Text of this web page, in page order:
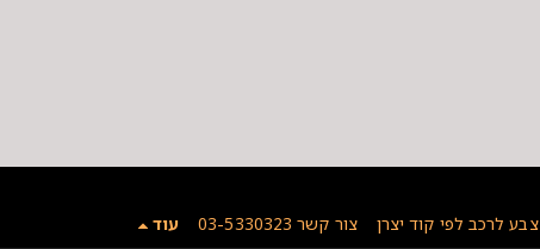
צבע לרכב לפי קוד יצרן צור קשר 03-5330323 עוד